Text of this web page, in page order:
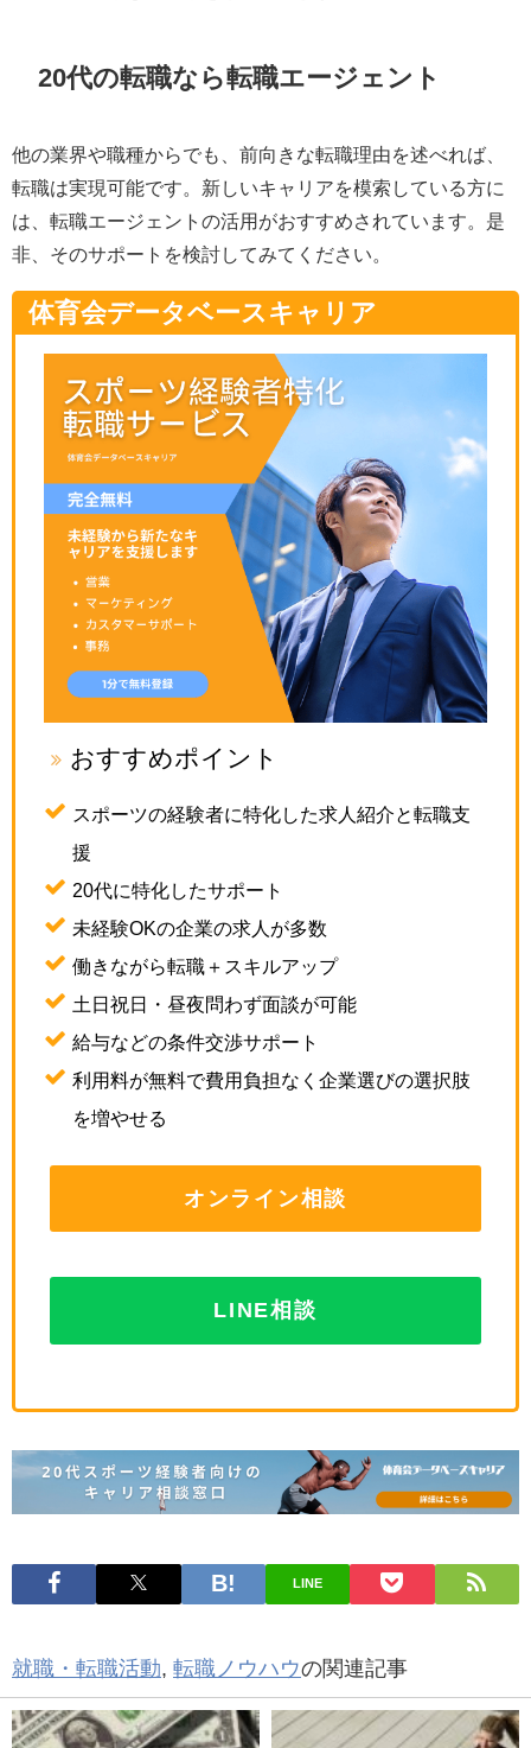
20代の転職なら転職エージェント
他の業界や職種からでも、前向きな転職理由を述べれば、
転職は実現可能です。新しいキャリアを模索している方に
は、転職エージェントの活用がおすすめされています。是
非、そのサポートを検討してみてください。
体育会データベースキャリア
おすすめポイント
スポーツの経験者に特化した求人紹介と転職支
援
20代に特化したサポート
未経験OKの企業の求人が多数
働きながら転職＋スキルアップ
土日祝日・昼夜問わず面談が可能
給与などの条件交渉サポート
利用料が無料で費用負担なく企業選びの選択肢
を増やせる
オンライン相談
LINE相談
LINE
就職・転職活動, 転職ノウハウの関連記事